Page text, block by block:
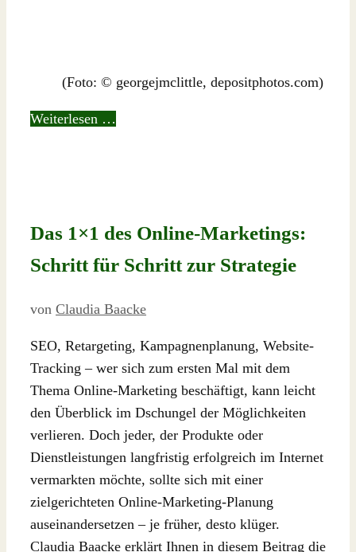
(Foto: © georgejmclittle, depositphotos.com)
Weiterlesen …
Das 1×1 des Online-Marketings:
Schritt für Schritt zur Strategie
von Claudia Baacke
SEO, Retargeting, Kampagnenplanung, Website-
Tracking – wer sich zum ersten Mal mit dem
Thema Online-Marketing beschäftigt, kann leicht
den Überblick im Dschungel der Möglichkeiten
verlieren. Doch jeder, der Produkte oder
Dienstleistungen langfristig erfolgreich im Internet
vermarkten möchte, sollte sich mit einer
zielgerichteten Online-Marketing-Planung
auseinandersetzen – je früher, desto klüger.
Claudia Baacke erklärt Ihnen in diesem Beitrag die